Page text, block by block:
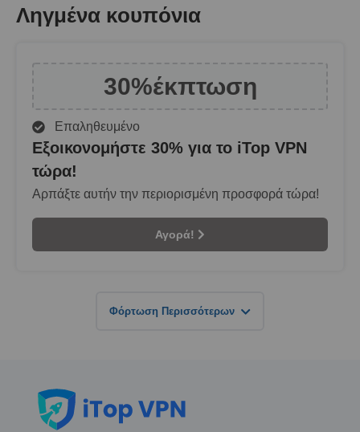
Ληγμένα κουπόνια
30%έκπτωση
Επαληθευμένο
Εξοικονομήστε 30% για το iTop VPN
τώρα!
Αρπάξτε αυτήν την περιορισμένη προσφορά τώρα!
Αγορά!
Φόρτωση Περισσότερων